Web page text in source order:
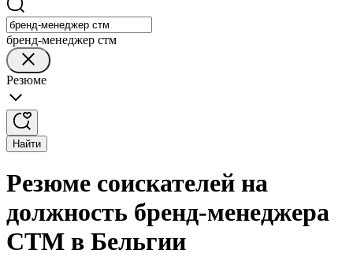
бренд-менеджер стм
Резюме
Найти
Резюме соискателей на
должность бренд-менеджера
СТМ в Бельгии